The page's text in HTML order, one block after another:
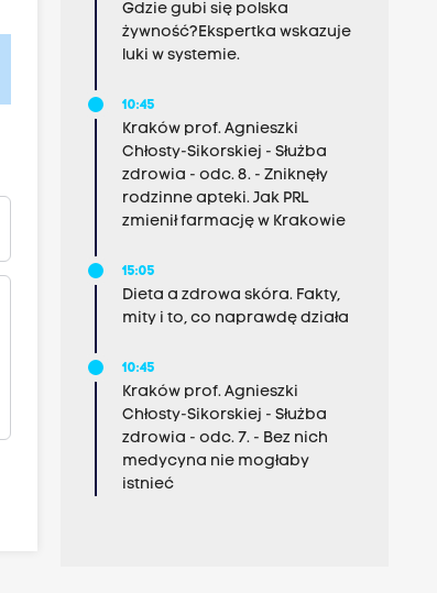
Gdzie gubi się polska
żywność?Ekspertka wskazuje
luki w systemie.
10:45
Kraków prof. Agnieszki
Chłosty-Sikorskiej - Służba
zdrowia - odc. 8. - Zniknęły
rodzinne apteki. Jak PRL
zmienił farmację w Krakowie
15:05
Dieta a zdrowa skóra. Fakty,
mity i to, co naprawdę działa
10:45
Kraków prof. Agnieszki
Chłosty-Sikorskiej - Służba
zdrowia - odc. 7. - Bez nich
medycyna nie mogłaby
istnieć